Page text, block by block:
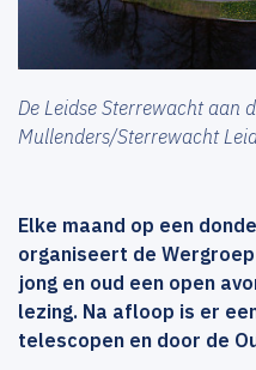
De Leidse Sterrewacht aan
Mullenders/Sterrewacht
Elke maand op een
organiseert de
jong en oud een open
lezing. Na afloop is er
telescopen en door de